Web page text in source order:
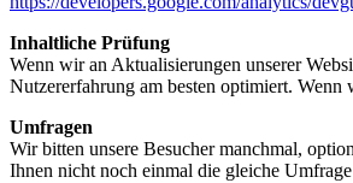
Inhaltliche Prüfung
Wenn wir an Aktualisierungen unserer
Nutzererfahrung am besten optimiert.
Umfragen
Wir bitten unsere Besucher manchmal,
Ihnen nicht noch einmal die gleiche